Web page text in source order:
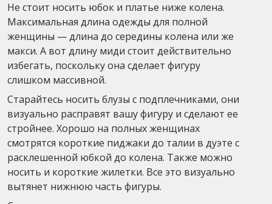
Не стоит носить юбок и платье ниже колена.
Максимальная длина одежды для полной
женщины — длина до середины колена или же
макси. А вот длину миди стоит действительно
избегать, поскольку она сделает фигуру
слишком массивной.
Старайтесь носить блузы с подплечниками, они
визуально расправят вашу фигуру и сделают ее
стройнее. Хорошо на полных женщинах
смотрятся короткие пиджаки до талии в дуэте с
расклешенной юбкой до колена. Также можно
носить и короткие жилетки. Все это визуально
вытянет нижнюю часть фигуры.